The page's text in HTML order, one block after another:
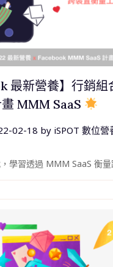
最新營養】行銷組
MMM SaaS
02-18 by iSPOT 數位營
學習透過 MMM SaaS 衡量